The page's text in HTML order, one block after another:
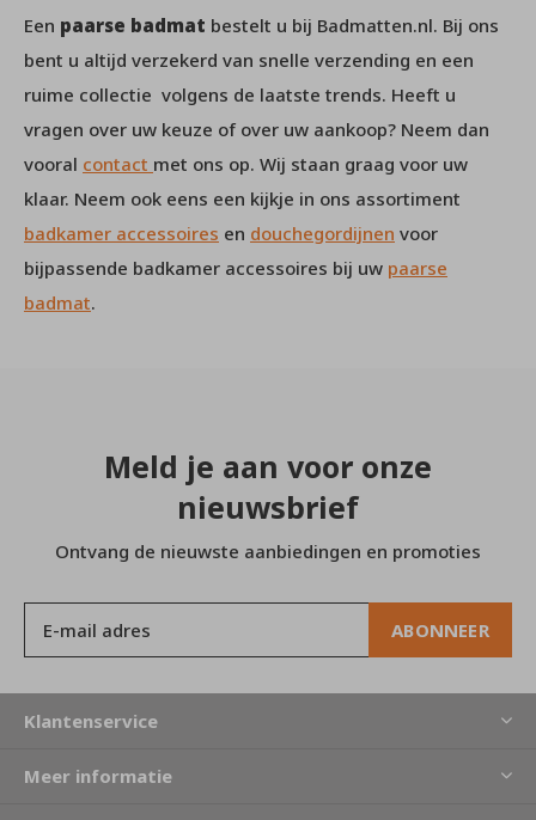
Een paarse badmat bestelt u bij Badmatten.nl. Bij ons
bent u altijd verzekerd van snelle verzending en een
ruime collectie volgens de laatste trends. Heeft u
vragen over uw keuze of over uw aankoop? Neem dan
vooral contact met ons op. Wij staan graag voor uw
klaar. Neem ook eens een kijkje in ons assortiment
badkamer accessoires en douchegordijnen voor
bijpassende badkamer accessoires bij uw paarse
badmat.
Meld je aan voor onze
nieuwsbrief
Ontvang de nieuwste aanbiedingen en promoties
ABONNEER
Klantenservice
Meer informatie